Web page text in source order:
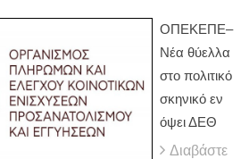
ΟΠΕΚΕΠΕ–
Νέα θύελλα
στο πολιτικό
σκηνικό εν
όψει ΔΕΘ
Διαβάστε